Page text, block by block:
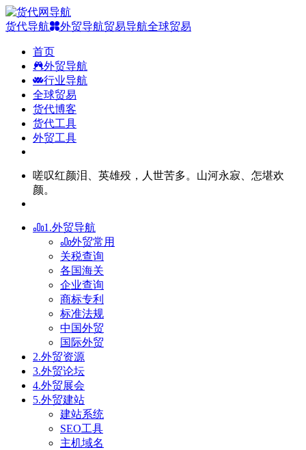
货代导航 外贸导航贸易导航全球贸易
首页
外贸导航
行业导航
全球贸易
货代博客
货代工具
外贸工具
嗟叹红颜泪、英雄殁，人世苦多。山河永寂、怎堪欢
颜。
1.外贸导航
外贸常用
关税查询
各国海关
企业查询
商标专利
标准法规
中国外贸
国际外贸
2.外贸资源
3.外贸论坛
4.外贸展会
5.外贸建站
建站系统
SEO工具
主机域名